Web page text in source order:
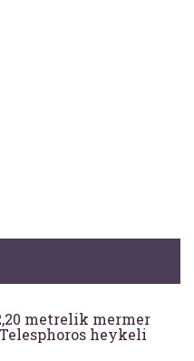
metrelik mermer
heykeli